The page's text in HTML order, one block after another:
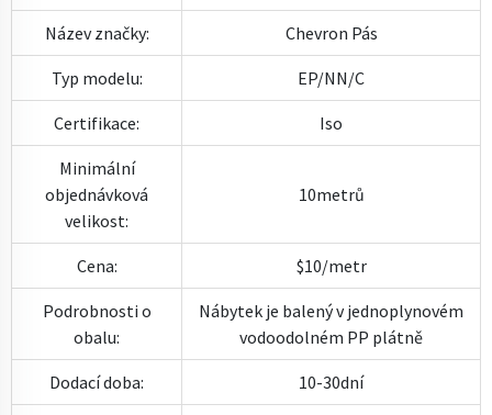
Název značky: Chevron Pás
Typ modelu: EP/NN/C
Certifikace: Iso
Minimální
objednávková
velikost:
10metrů
Cena: $10/metr
Podrobnosti o
obalu:
Nábytek je balený v jednoplynovém
vodoodolném PP plátně
Dodací doba: 10-30dní